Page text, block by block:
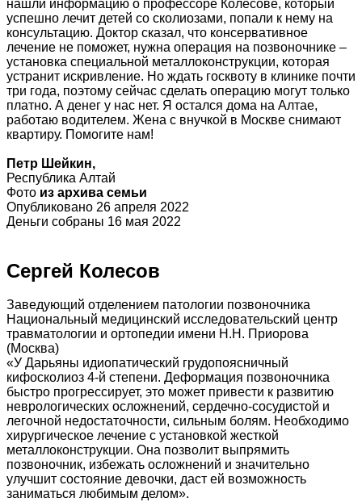
нашли информацию о профессоре Колесове, который
успешно лечит детей со сколиозами, попали к нему на
консультацию. Доктор сказал, что консервативное
лечение не поможет, нужна операция на позвоночнике –
установка специальной металлоконструкции, которая
устранит искривление. Но ждать госквоту в клинике почти
три года, поэтому сейчас сделать операцию могут только
платно. А денег у нас нет. Я остался дома на Алтае,
работаю водителем. Жена с внучкой в Москве снимают
квартиру. Помогите нам!
Петр Шейкин,
Республика Алтай
Фото из архива семьи
Опубликовано 26 апреля 2022
Деньги собраны 16 мая 2022
Сергей Колесов
Заведующий отделением патологии позвоночника
Национальный медицинский исследовательский центр
травматологии и ортопедии имени Н.Н. Приорова
(Москва)
«У Дарьяны идиопатический грудопоясничный
кифосколиоз 4-й степени. Деформация позвоночника
быстро прогрессирует, это может привести к развитию
неврологических осложнений, сердечно-сосудистой и
легочной недостаточности, сильным болям. Необходимо
хирургическое лечение с установкой жесткой
металлоконструкции. Она позволит выпрямить
позвоночник, избежать осложнений и значительно
улучшит состояние девочки, даст ей возможность
заниматься любимым делом».